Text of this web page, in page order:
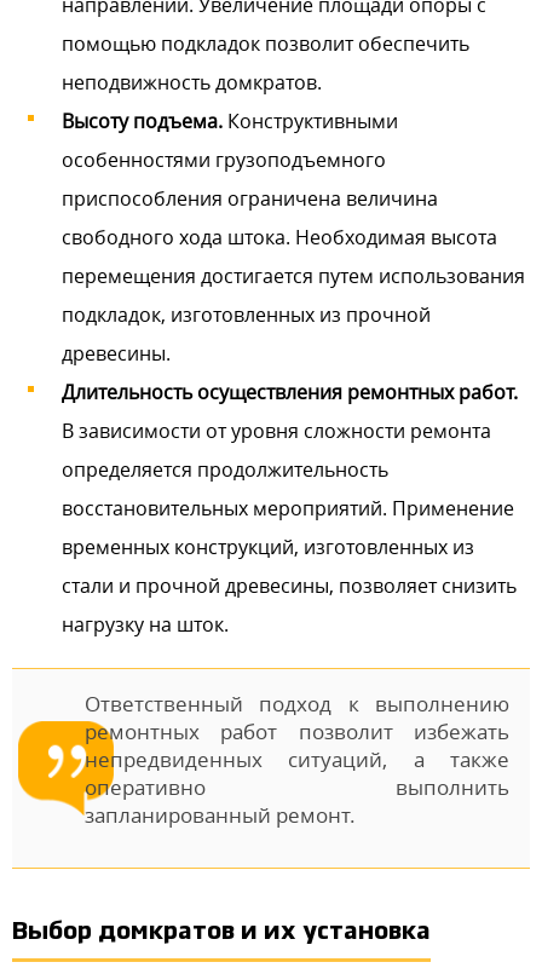
помощью подкладок позволит обеспечить
неподвижность домкратов.
Высоту подъема. Конструктивными
особенностями грузоподъемного
приспособления ограничена величина
свободного хода штока. Необходимая высота
перемещения достигается путем использования
подкладок, изготовленных из прочной
древесины.
Длительность осуществления ремонтных работ.
В зависимости от уровня сложности ремонта
определяется продолжительность
восстановительных мероприятий. Применение
временных конструкций, изготовленных из
стали и прочной древесины, позволяет снизить
нагрузку на шток.
Ответственный подход к выполнению
ремонтных работ позволит избежать
непредвиденных ситуаций, а также
оперативно выполнить
запланированный ремонт.
Выбор домкратов и их установка